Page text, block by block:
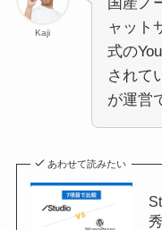
Kaji
ャット
式の
されて
が運営
あわせて読みたい